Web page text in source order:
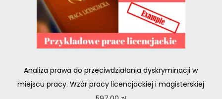
Analiza prawa do przeciwdziałania dyskryminacji w
miejscu pracy. Wzór pracy licencjackiej i magisterskiej